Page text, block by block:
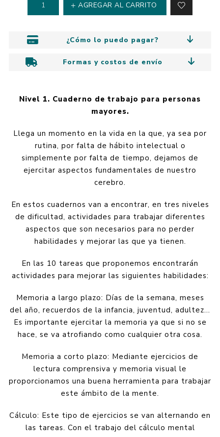
AGREGAR AL CARRITO
¿Cómo lo puedo pagar?
Formas y costos de envío
Nivel 1. Cuaderno de trabajo para personas
mayores.
Llega un momento en la vida en la que, ya sea por
rutina, por falta de hábito intelectual o
simplemente por falta de tiempo, dejamos de
ejercitar aspectos fundamentales de nuestro
cerebro.
En estos cuadernos van a encontrar, en tres niveles
de dificultad, actividades para trabajar diferentes
aspectos que son necesarios para no perder
habilidades y mejorar las que ya tienen.
En las 10 tareas que proponemos encontrarán
actividades para mejorar las siguientes habilidades:
Memoria a largo plazo: Días de la semana, meses
del año, recuerdos de la infancia, juventud, adultez...
Es importante ejercitar la memoria ya que si no se
hace, se va atrofiando como cualquier otra cosa.
Memoria a corto plazo: Mediante ejercicios de
lectura comprensiva y memoria visual le
proporcionamos una buena herramienta para trabajar
este ámbito de la mente.
Cálculo: Este tipo de ejercicios se van alternando en
las tareas. Con el trabajo del cálculo mental